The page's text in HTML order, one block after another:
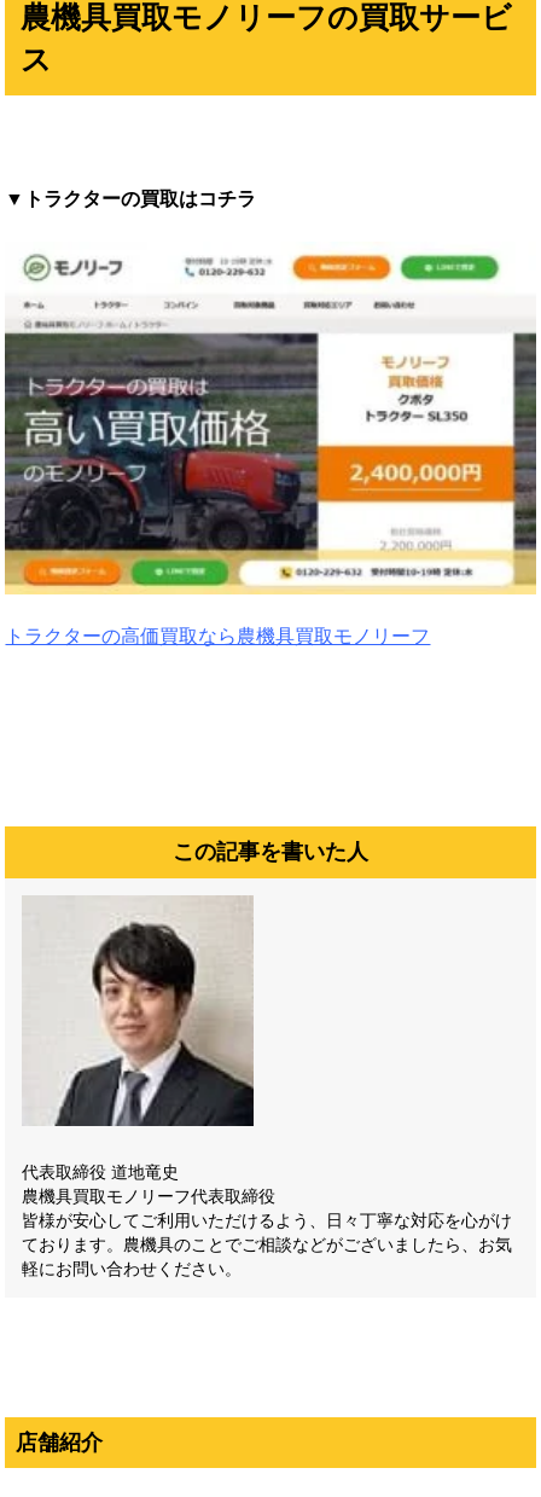
農機具買取モノリーフの買取サービ
ス
▼トラクターの買取はコチラ
トラクターの高価買取なら農機具買取モノリーフ
この記事を書いた人
代表取締役 道地竜史
農機具買取モノリーフ代表取締役
皆様が安心してご利用いただけるよう、日々丁寧な対応を心がけ
ております。農機具のことでご相談などがございましたら、お気
軽にお問い合わせください。
店舗紹介